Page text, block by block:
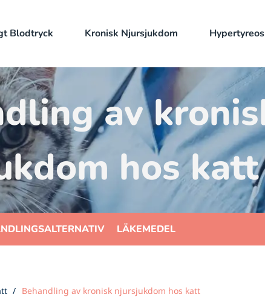
Blodtryck Kronisk Njursjukdom Hypertyreos
av
hos katt
LÄKEMEDEL
Behandling av kronisk njursjukdom hos katt